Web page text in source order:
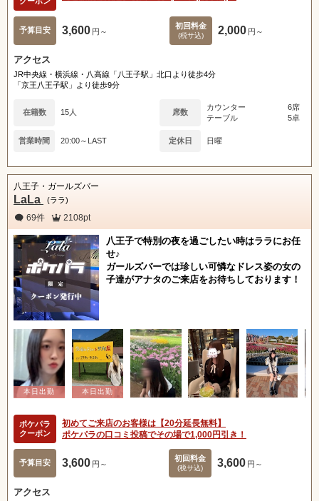
予算目安 3,600 円～
初回料金
(税サ込) 2,000 円～
アクセス
JR中央線・横浜線・八高線「八王子駅」北口より徒歩4分
「京王八王子駅」より徒歩9分
在籍数 15人 席数
カウンター
6席
テーブル
5卓
営業時間 20:00～LAST 定休日 日曜
八王子・ガールズバー
LaLa (ララ)
69件 2108pt
八王子で特別の夜を過ごしたい時はララにお任
せ♪
ガールズバーでは珍しい可憐なドレス姿の女の
子達がアナタのご来店をお待ちしております！
ポケパラ
クーポン
初めてご来店のお客様は【20分延長無料】
ポケパラの口コミ投稿でその場で1,000円引き！
予算目安 3,600 円～
初回料金
(税サ込) 3,600 円～
アクセス